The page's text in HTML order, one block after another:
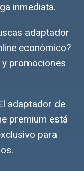
inmediata.
adaptador
económico?
promociones
adaptador de
premium está
para